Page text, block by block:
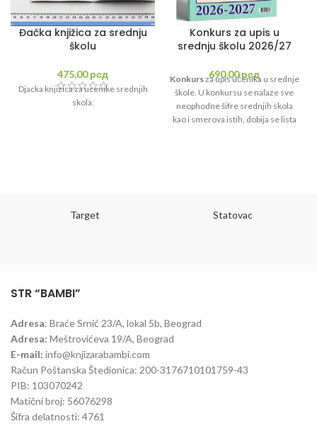
Đačka knjižica za srednju
školu
475,00рсд
Djacka knjizica za ucenike srednjih
skola.
Konkurs za upis u
srednju školu 2026/27
690,00рсд
Konkursza upis učenika u srednje
škole. U konkursu se nalaze sve
neophodne šifre srednjih skola
kao i smerova istih, dobija se lista
Target Statovac
STR “BAMBI”
Adresa: Braće Srnić 23/A, lokal 5b, Beograd
Adresa: Meštrovićeva 19/A, Beograd
E-mail: info@knjizarabambi.com
Račun Poštanska Štedionica: 200-3176710101759-43
PIB: 103070242
Matični broj: 56076298
Šifra delatnosti: 4761